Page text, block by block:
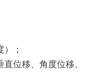
；
位移、角度位移、